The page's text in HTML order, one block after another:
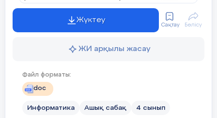
Ультрадыбыс датчигін пайдаланып,
шығу программасын жасап, роботқа
көрейік.
Көптеген оқушылар:
Графикалық ақпаратты
Жүктеу
Сақтау Бөлісу
ЖИ арқылы жасау
Файл форматы:
doc
Информатика Ашық сабақ 4 сынып